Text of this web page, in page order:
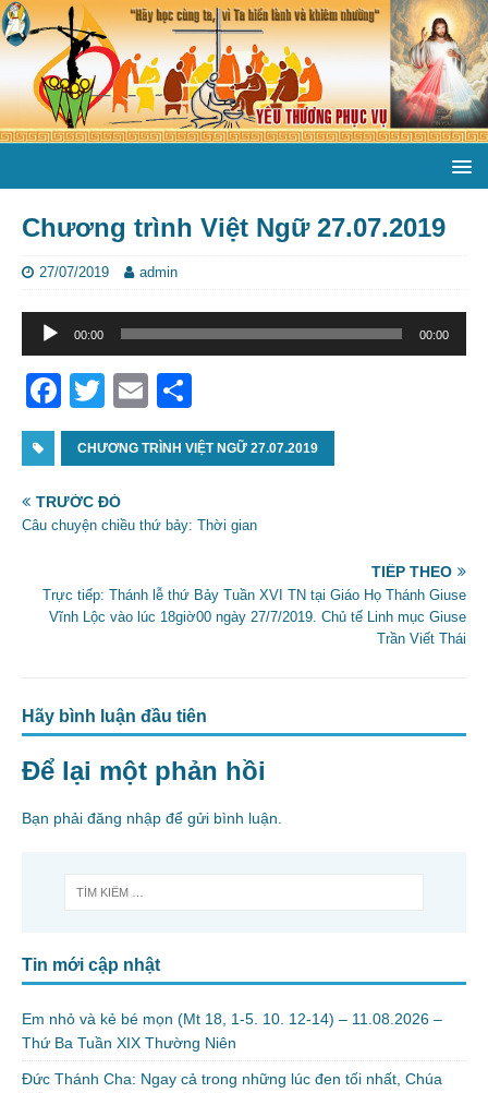
Chương trình Việt Ngữ 27.07.2019
27/07/2019 admin
Trình
phát
âm
thanh
00:00 00:00
F
a
c
e
b
o
k
T
w
itt
er
E
m
ai
h
ar
CHƯƠNG TRÌNH VIỆT NGỮ 27.07.2019
TRƯỚC ĐÓ
Câu chuyện chiều thứ bảy: Thời gian
TIẾP THEO
Trực tiếp: Thánh lễ thứ Bảy Tuần XVI TN tại Giáo Họ Thánh Giuse
Vĩnh Lộc vào lúc 18giờ00 ngày 27/7/2019. Chủ tế Linh mục Giuse
Trần Viết Thái
Hãy bình luận đầu tiên
Để lại một phản hồi
Bạn phải đăng nhập để gửi bình luận.
Tin mới cập nhật
Em nhỏ và kẻ bé mọn (Mt 18, 1-5. 10. 12-14) – 11.08.2026 –
Thứ Ba Tuần XIX Thường Niên
Đức Thánh Cha: Ngay cả trong những lúc đen tối nhất, Chúa